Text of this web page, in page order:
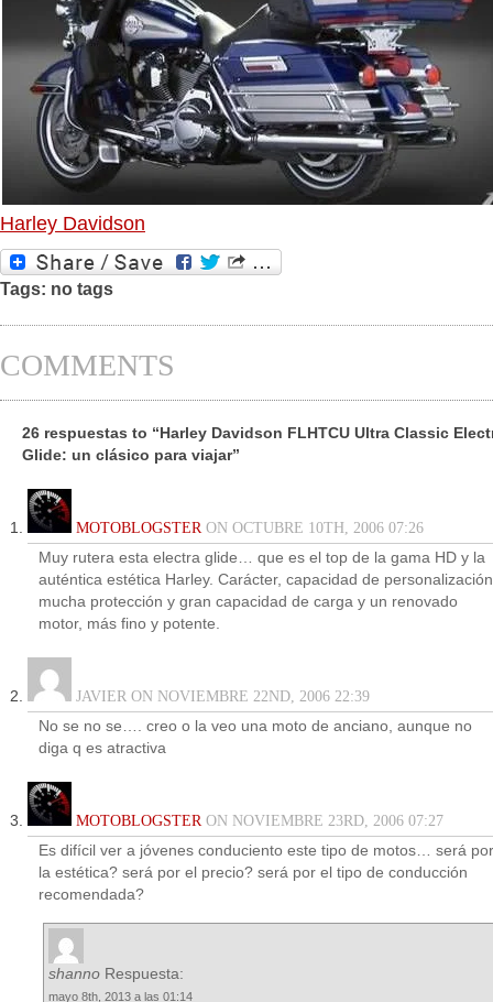
Harley Davidson
Tags: no tags
COMMENTS
26 respuestas to “Harley Davidson FLHTCU Ultra Classic
Glide: un clásico para viajar”
MOTOBLOGSTERON OCTUBRE 10TH, 2006 07:26
Muy rutera esta electra glide… que es el top de la gama HD y la
auténtica estética Harley. Carácter, capacidad de
mucha protección y gran capacidad de carga y un renovado
motor, más fino y potente.
JAVIER ON NOVIEMBRE 22ND, 2006 22:39
No se no se…. creo o la veo una moto de anciano, aunque no
diga q es atractiva
MOTOBLOGSTERON NOVIEMBRE 23RD, 2006 07:27
Es difícil ver a jóvenes conduciento este tipo de motos… será por
la estética? será por el precio? será por el tipo de conducción
recomendada?
shanno Respuesta:
mayo 8th, 2013 a las 01:14